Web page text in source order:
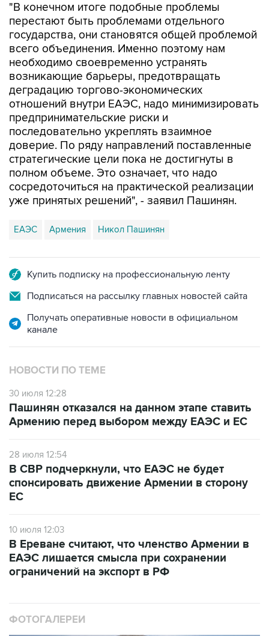
"В конечном итоге подобные проблемы
перестают быть проблемами отдельного
государства, они становятся общей проблемой
всего объединения. Именно поэтому нам
необходимо своевременно устранять
возникающие барьеры, предотвращать
деградацию торгово-экономических
отношений внутри ЕАЭС, надо минимизировать
предпринимательские риски и
последовательно укреплять взаимное
доверие. По ряду направлений поставленные
стратегические цели пока не достигнуты в
полном объеме. Это означает, что надо
сосредоточиться на практической реализации
уже принятых решений", - заявил Пашинян.
ЕАЭС Армения Никол Пашинян
Купить подписку на профессиональную ленту
Подписаться на рассылку главных новостей сайта
Получать оперативные новости в официальном
канале
НОВОСТИ ПО ТЕМЕ
30 июля 12:28
Пашинян отказался на данном этапе ставить
Армению перед выбором между ЕАЭС и ЕС
28 июля 12:54
В СВР подчеркнули, что ЕАЭС не будет
спонсировать движение Армении в сторону
ЕС
10 июля 12:03
В Ереване считают, что членство Армении в
ЕАЭС лишается смысла при сохранении
ограничений на экспорт в РФ
ФОТОГАЛЕРЕИ